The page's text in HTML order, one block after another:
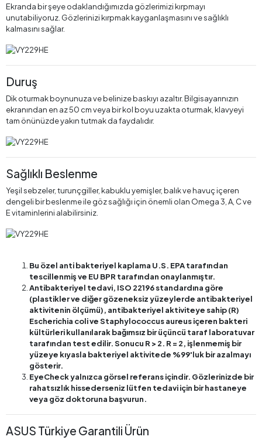
Ekranda bir şeye odaklandığımızda gözlerimizi kırpmayı
unutabiliyoruz. Gözlerinizi kırpmak kayganlaşmasını ve sağlıklı
kalmasını sağlar.
Duruş
Dik oturmak boynunuza ve belinize baskıyı azaltır. Bilgisayarınızın
ekranından en az 50 cm veya bir kol boyu uzakta oturmak, klavyeyi
tam önünüzde yakın tutmak da faydalıdır.
Sağlıklı Beslenme
Yeşil sebzeler, turunçgiller, kabuklu yemişler, balık ve havuç içeren
dengeli bir beslenme ile göz sağlığı için önemli olan Omega 3, A, C ve
E vitaminlerini alabilirsiniz.
Bu özel anti bakteriyel kaplama U.S. EPA tarafından
tescillenmiş ve EU BPR tarafından onaylanmıştır.
Antibakteriyel tedavi, ISO 22196 standardına göre
(plastikler ve diğer gözeneksiz yüzeylerde antibakteriyel
aktivitenin ölçümü), antibakteriyel aktiviteye sahip (R)
Escherichia coli ve Staphylococcus aureus içeren bakteri
kültürleri kullanılarak bağımsız bir üçüncü taraf laboratuvar
tarafından test edilir. Sonucu R > 2. R = 2, işlenmemiş bir
yüzeye kıyasla bakteriyel aktivitede %99'luk bir azalmayı
gösterir.
EyeCheck yalnızca görsel referans içindir. Gözlerinizde bir
rahatsızlık hissederseniz lütfen tedavi için bir hastaneye
veya göz doktoruna başvurun.
ASUS Türkiye Garantili Ürün